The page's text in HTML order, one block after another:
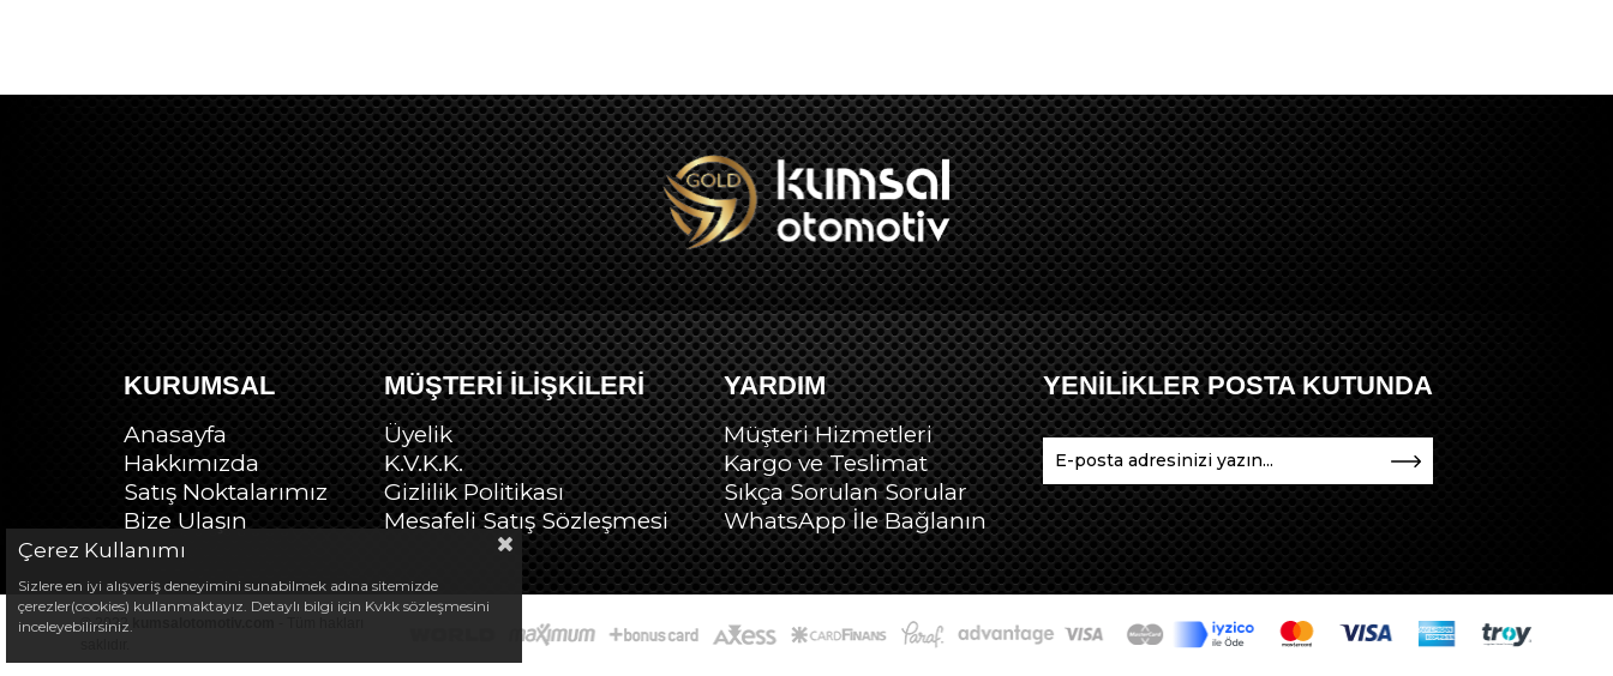
KURUMSAL
Anasayfa
Hakkımızda
Satış Noktalarımız
Bize Ulaşın
MÜŞTERİ İLİŞKİLERİ
Üyelik
K.V.K.K.
Gizlilik Politikası
Mesafeli Satış Sözleşmesi
YARDIM
Müşteri Hizmetleri
Kargo ve Teslimat
Sıkça Sorulan Sorular
WhatsApp İle Bağlanın
YENİLİKLER POSTA KUTUNDA
© 2022
Çerez Kullanımı
Sizlere en iyi alışveriş deneyimini sunabilmek adına sitemizde
çerezler(cookies) kullanmaktayız. Detaylı bilgi için Kvkk sözleşmesini
inceleyebilirsiniz.